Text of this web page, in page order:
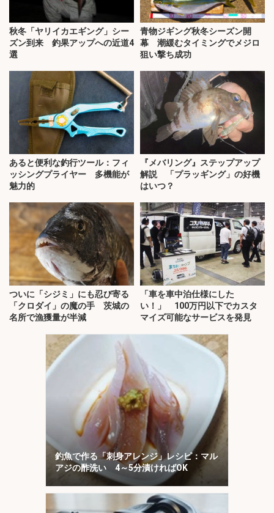
秋冬「ヤリイカエギング」シー
ズン到来 釣果アップへの近道4
選
青物ジギング秋冬シーズン開
幕 潮緩むタイミングでメジロ
狙い撃ち成功
あると便利な釣行ツール：フィ
ッシングプライヤー 多機能が
魅力的
『メバリング』ステップアップ
解説 「プラッギング」の好機
はいつ？
ついに「シジミ」にも忍び寄る
「クロダイ」の魔の手 茨城の
名所で漁獲量が半減
「車を車中泊仕様にした
い！」 100万円以下でカスタ
マイズ可能なサービスを発見
釣魚で作る「刺身アレンジ」レシピ：マル
アジの酢洗い 4～5分漬ければOK